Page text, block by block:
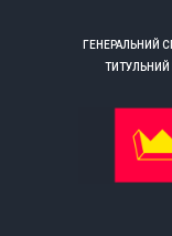
ГЕНЕРАЛЬНИЙ
ТИТУЛЬНИЙ